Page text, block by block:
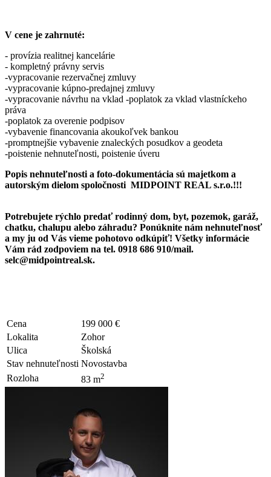
V cene je zahrnuté:
- provízia realitnej kancelárie
- kompletný právny servis
-vypracovanie rezervačnej zmluvy
-vypracovanie kúpno-predajnej zmluvy
-vypracovanie návrhu na vklad -poplatok za vklad vlastníckeho
práva
-poplatok za overenie podpisov
-vybavenie financovania akoukoľvek bankou
-promptnejšie vybavenie znaleckých posudkov a geodeta
-poistenie nehnuteľnosti, poistenie úveru
Popis nehnuteľnosti a foto-dokumentácia sú majetkom a
autorským dielom spoločnosti MIDPOINT REAL s.r.o.!!!
Potrebujete rýchlo predať rodinný dom, byt, pozemok, garáž,
chatku, chalupu alebo záhradu? Ponúknite nám nehnuteľnosť
a my ju od Vás vieme pohotovo odkúpiť! Všetky informácie
Vám rád zodpoviem na tel. 0918 686 910/mail.
selc@midpointreal.sk.
Cena
199 000 €
Lokalita
Zohor
Ulica
Školská
Stav nehnuteľnosti Novostavba
Rozloha
83 m2